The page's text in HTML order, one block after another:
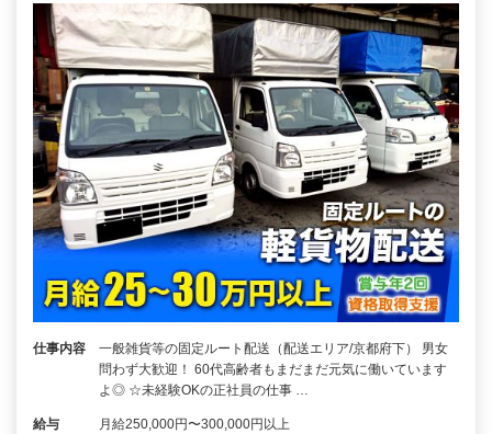
仕事内容
一般雑貨等の固定ルート配送（配送エリア/京都府下） 男女
問わず大歓迎！ 60代高齢者もまだまだ元気に働いています
よ◎ ☆未経験OKの正社員の仕事 …
給与 月給250,000円〜300,000円以上